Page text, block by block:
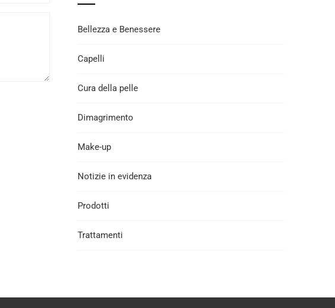
Bellezza e Benessere
Capelli
Cura della pelle
Dimagrimento
Make-up
Notizie in evidenza
Prodotti
Trattamenti